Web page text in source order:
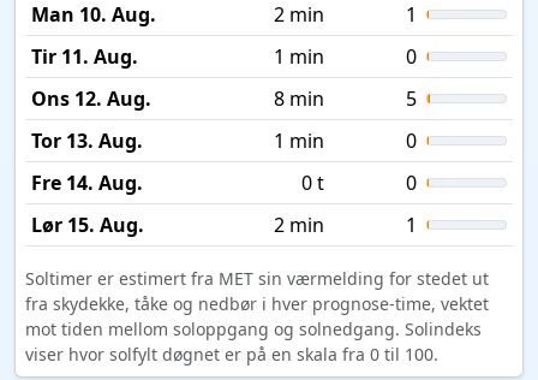
Man 10. Aug.
2 min
1
Tir 11. Aug.
1 min
0
Ons 12. Aug.
8 min
5
Tor 13. Aug.
1 min
0
Fre 14. Aug.
0 t
0
Lør 15. Aug.
2 min 1
Soltimer er estimert fra MET sin værmelding for stedet ut
fra skydekke, tåke og nedbør i hver prognose-time, vektet
mot tiden mellom soloppgang og solnedgang. Solindeks
viser hvor solfylt døgnet er på en skala fra 0 til 100.